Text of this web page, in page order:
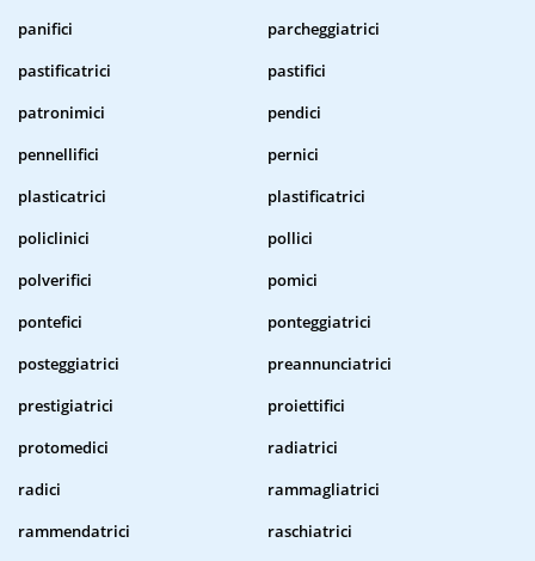
panifici
parcheggiatrici
pastificatrici
pastifici
patronimici
pendici
pennellifici
pernici
plasticatrici
plastificatrici
policlinici
pollici
polverifici
pomici
pontefici
ponteggiatrici
posteggiatrici
preannunciatrici
prestigiatrici
proiettifici
protomedici
radiatrici
radici
rammagliatrici
rammendatrici
raschiatrici